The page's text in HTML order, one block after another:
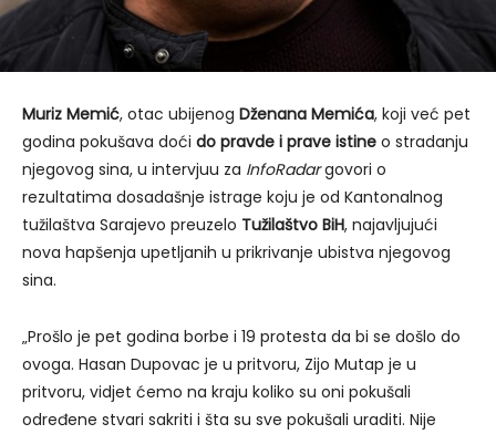
Muriz Memić, otac ubijenog Dženana Memića, koji već pet
godina pokušava doći do pravde i prave istine o stradanju
njegovog sina, u intervjuu za InfoRadargovori o
rezultatima dosadašnje istrage koju je od Kantonalnog
tužilaštva Sarajevo preuzelo Tužilaštvo BiH, najavljujući
nova hapšenja upetljanih u prikrivanje ubistva njegovog
sina.
„Prošlo je pet godina borbe i 19 protesta da bi se došlo do
ovoga. Hasan Dupovac je u pritvoru, Zijo Mutap je u
pritvoru, vidjet ćemo na kraju koliko su oni pokušali
određene stvari sakriti i šta su sve pokušali uraditi. Nije